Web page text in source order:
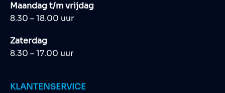
Maandag t/m vrijdag
8.30 – 18.00 uur
Zaterdag
8.30 – 17.00 uur
KLANTENSERVICE